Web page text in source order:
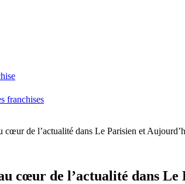
franchises
de l’actualité dans Le Parisien et
cœur de l’actualité dans Le